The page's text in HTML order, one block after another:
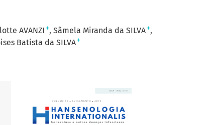
AVANZI + Sâmela Miranda da SILVA+
Batista da SILVA+